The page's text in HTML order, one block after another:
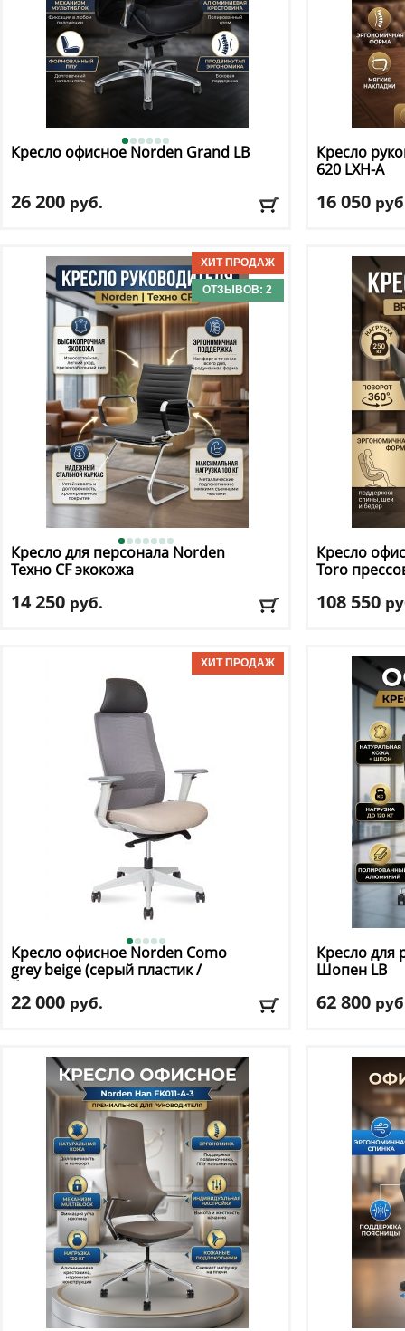
Кресло офисное Norden Grand LB
26 200 руб.
Механизм качания: мультиблок
Регулировка по высоте: есть
Материал обивки: экокожа
Подлокотники: да
Доставка:БЕСПЛАТНО, 2-3 дня
Кресло
620 LXH-A
16 050
Механизм
Регулировка
Материал
Доставка:
ОТЗЫВОВ: 2
Кресло для персонала Norden
Техно CF экокожа
14 250 руб.
Материал обивки
: экокожа
Подлокотники: да
БЕСПЛАТНО, 2-3 дня
Кресло
Toro
108 550
Регулировка
Материал
Доставка:
Кресло офисное Norden Como
grey beige (серый пластик /
бежевая ткань / серая сетка)
22 000 руб.
Механизм качания: мультиблок
Регулировка по высоте: есть
Материал обивки: сетка, ткань
Подлокотники: да
Доставка:БЕСПЛАТНО, 2-3 дня
Кресло для
Шопен LB
62 800
Механизм
Регулировка
Материал
Доставка: